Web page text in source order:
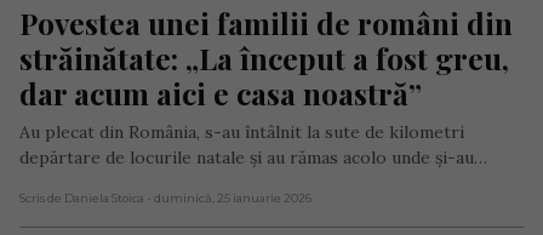
Povestea unei familii de români din
străinătate: „La început a fost greu,
dar acum aici e casa noastră”
Au plecat din România, s-au întâlnit la sute de kilometri
depărtare de locurile natale și au rămas acolo unde și-au…
Scris de Daniela Stoica - duminică, 25 ianuarie 2026